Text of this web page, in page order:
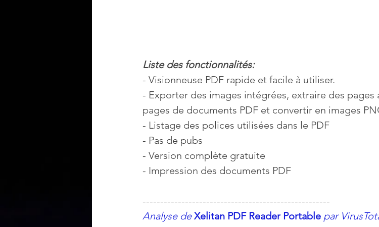
Liste des fonctionnalités:
- Visionneuse PDF rapide et facile à utiliser.
- Exporter des images intégrées, extraire des pages
pages de documents PDF et convertir en images
- Listage des polices utilisées dans le PDF
- Pas de pubs
- Version complète gratuite
- Impression des documents PDF
-----------------------------------------------------
Analyse de Xelitan PDF Reader Portable par